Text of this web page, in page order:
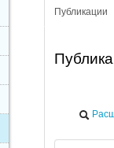
Публикации